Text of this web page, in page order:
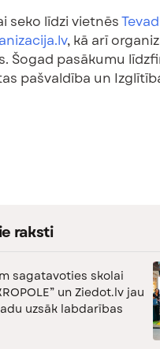
seko līdzi vietnēs
, kā arī
Šogad pasākumu
pašvaldība un
raksti
sagatavoties skolai
un Ziedot.lv jau
uzsāk labdarības